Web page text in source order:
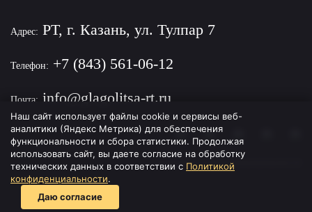
Адрес: РТ, г. Казань, ул. Тулпар 7
Телефон: +7 (843) 561-06-12
Почта: info@glagolitsa-rt.ru
Политика конфиденциальности
Наш сайт использует файлы cookie и сервисы веб-
аналитики (Яндекс Метрика) для обеспечения
функциональности и сбора статистики. Продолжая
использовать сайт, вы даете согласие на обработку
технических данных в соответствии с Политикой
конфиденциальности.
Даю согласие